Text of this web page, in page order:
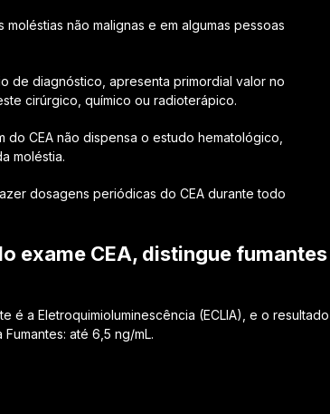
não malignas e em algumas pessoas
de diagnóstico, apresenta primordial valor no
cirúrgico, químico ou radioterápico.
CEA não dispensa o estudo hematológico,
moléstia.
dosagens periódicas do CEA durante todo
exame CEA, distingue fumantes
é a Eletroquimioluminescência (ECLIA), e o resultado
até 6,5 ng/mL.